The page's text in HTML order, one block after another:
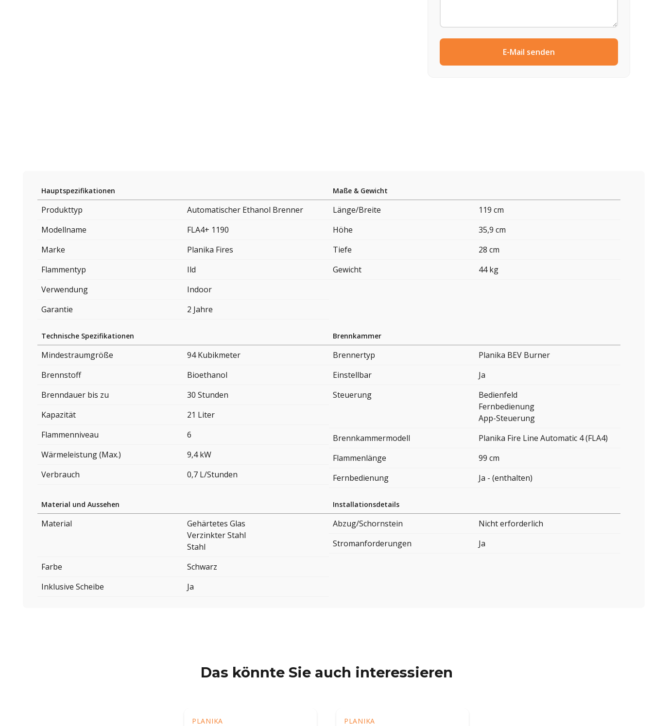
E-Mail senden
Hauptspezifikationen
Produkttyp
Automatischer Ethanol Brenner
Modellname
FLA4+ 1190
Marke
Planika Fires
Flammentyp
Ild
Verwendung
Indoor
Garantie
2 Jahre
Maße & Gewicht
Länge/Breite
119 cm
Höhe
35,9 cm
Tiefe
28 cm
Gewicht
44 kg
Technische Spezifikationen
Mindestraumgröße
94 Kubikmeter
Brennstoff
Bioethanol
Brenndauer bis zu
30 Stunden
Kapazität
21 Liter
Flammenniveau
6
Wärmeleistung (Max.)
9,4 kW
Verbrauch
0,7 L/Stunden
Brennkammer
Brennertyp
Planika BEV Burner
Einstellbar
Ja
Steuerung
Bedienfeld
Fernbedienung
App-Steuerung
Brennkammermodell
Planika Fire Line Automatic 4 (FLA4)
Flammenlänge
99 cm
Fernbedienung
Ja - (enthalten)
Material und Aussehen
Material
Gehärtetes Glas
Verzinkter Stahl
Stahl
Farbe
Schwarz
Inklusive Scheibe
Ja
Installationsdetails
Abzug/Schornstein
Nicht erforderlich
Stromanforderungen
Ja
Das könnte Sie auch interessieren
PLANIKA PLANIKA